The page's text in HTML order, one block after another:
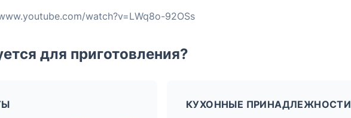
watch?v=LWq8o-92OSs
для приготовления?
КУХОННЫЕ ПРИНАДЛЕЖНОСТИ